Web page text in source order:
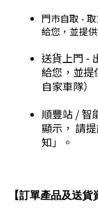
門巿自取 -
給您，並提
送貨上門 -
給您，並提
自家車隊）
順豐站 / 智
顯示， 請
知」。
【訂單產品及送貨